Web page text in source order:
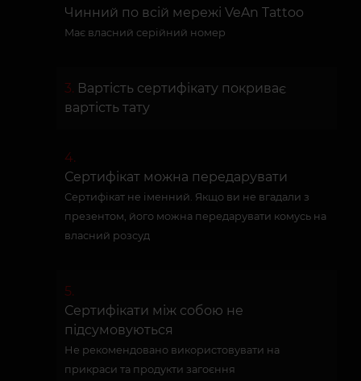
Чинний по всій мережі VeAn Tattoo
Має власний серійний номер
Вартість сертифікату покриває
вартість тату
Сертифікат можна передарувати
Сертифікат не іменний. Якщо ви не вгадали з
презентом, його можна передарувати комусь на
власний розсуд
Сертифікати між собою не
підсумовуються
Не рекомендовано використовувати на
прикраси та продукти загоєння